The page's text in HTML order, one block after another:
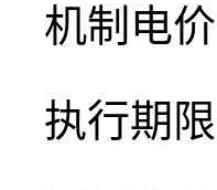
机制电
执行期